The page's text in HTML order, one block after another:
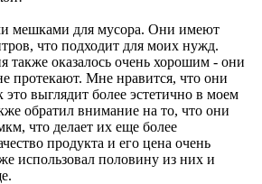
мешками для мусора. Они имеют
что подходит для моих нужд.
также оказалось очень хорошим - они
протекают. Мне нравится, что они
это выглядит более эстетично в моем
обратил внимание на то, что они
что делает их еще более
продукта и его цена очень
использовал половину из них и